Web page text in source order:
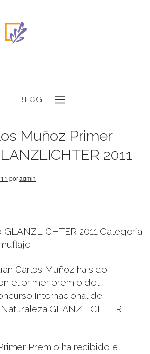
BLOG
Muñoz Primer
2011
poradmin
GLANZLICHTER 2011 Categoría
Carlos Muñoz ha sido
el primer premio del
Internacional de
GLANZLICHTER
Premio ha recibido el